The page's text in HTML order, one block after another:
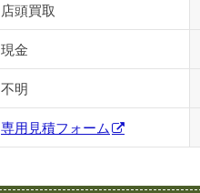
店頭買取
現金
不明
専用見積フォーム